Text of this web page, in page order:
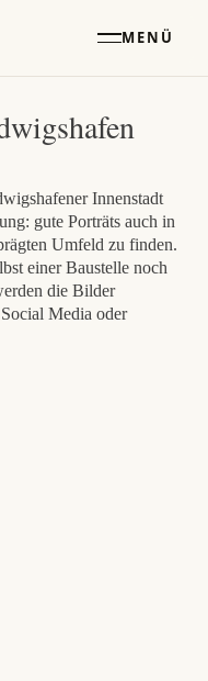
MENÜ
Innenstadt
gute Porträts auch in
Umfeld zu finden.
einer Baustelle noch
die Bilder
Media oder